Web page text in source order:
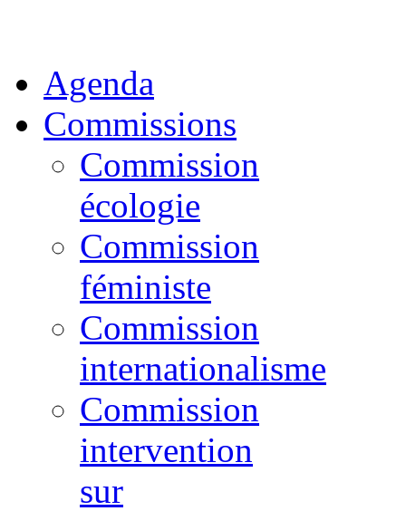
Agenda
Commissions
Commission
écologie
Commission
féministe
Commission
internationalisme
Commission
intervention
sur